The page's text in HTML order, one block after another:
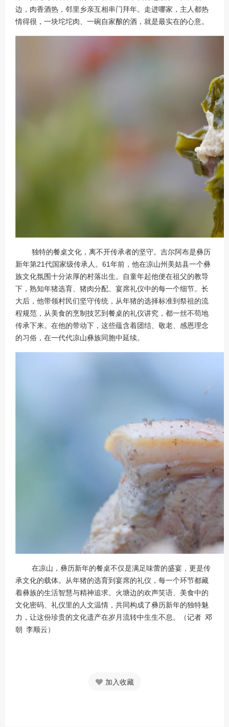
边，肉香酒热，邻里乡亲互相串门拜年。走进哪家，主人都热
情得很，一块坨坨肉、一碗自家酿的酒，就是最实在的心意。
独特的餐桌文化，离不开传承者的坚守。吉尔阿布是彝历
新年第21代国家级传承人。61年前，他在凉山州美姑县一个彝
族文化氛围十分浓厚的村落出生。自童年起他便在祖父的教导
下，熟知年猪选育、猪肉分配、宴席礼仪中的每一个细节。长
大后，他带领村民们坚守传统，从年猪的选择标准到祭祖的流
程规范，从美食的烹制技艺到餐桌的礼仪讲究，都一丝不苟地
传承下来。在他的带动下，这些蕴含着团结、敬老、感恩理念
的习俗，在一代代凉山彝族同胞中延续。
在凉山，彝历新年的餐桌不仅是满足味蕾的盛宴，更是传
承文化的载体。从年猪的选育到宴席的礼仪，每一个环节都藏
着彝族的生活智慧与精神追求。火塘边的欢声笑语、美食中的
文化密码、礼仪里的人文温情，共同构成了彝历新年的独特魅
力，让这份珍贵的文化遗产在岁月流转中生生不息。（记者 邓
朝 李顺云）
加入收藏